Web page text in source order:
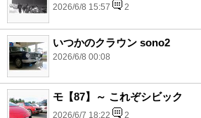
2026/6/8 15:57 2
いつかのクラウン sono2
2026/6/8 00:08
モ【87】～ これぞシビック
2026/6/7 18:22 2